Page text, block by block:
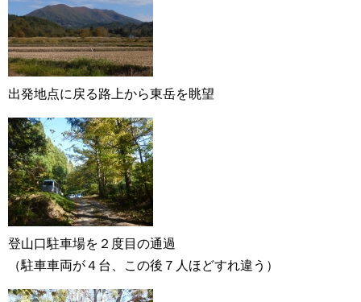
出発地点に戻る路上から東岳を眺望
登山口駐車場を２度目の通過
（駐車車両が４台、この後７人ほどすれ違う）